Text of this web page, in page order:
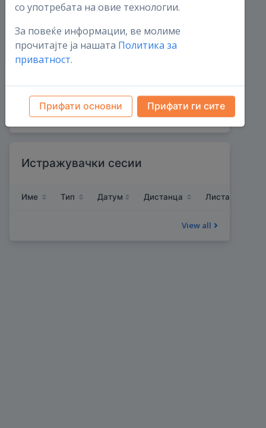
Гнезда на штркови
0
овој месец 0
Истражувачки сесии
Име Тип Датум Дистанца Листа на
View all
со употребата на овие технологии.
За повеќе информации, ве молиме
прочитајте ја нашата Политика за
приватност.
Прифати основни Прифати ги сите